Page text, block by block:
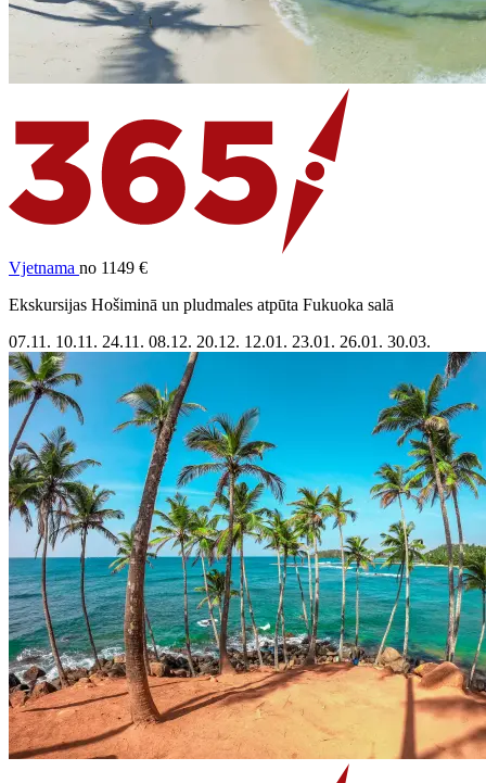
Vjetnama no 1149 €
Ekskursijas Hošiminā un pludmales atpūta Fukuoka salā
07.11. 10.11. 24.11. 08.12. 20.12. 12.01. 23.01. 26.01. 30.03.